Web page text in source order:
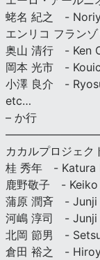
蛯名 紀之 -
エンリコ フラン
奥山 清行 - Ken
岡本 光市 -
小澤 良介 -
etc…
– か行
カカルプロジェ
桂 秀年 - Katura
鹿野敬子 - Keiko
蒲原 潤斉 - Junji
河嶋 淳司 - Junji
北岡 節男 -
倉田 裕之 -